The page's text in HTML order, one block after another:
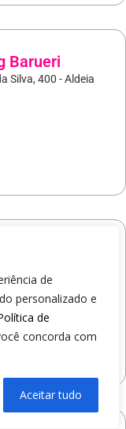
de
personalizado e
de
concorda com
Aceitar tudo
Barueri
Silva, 400 - Aldeia